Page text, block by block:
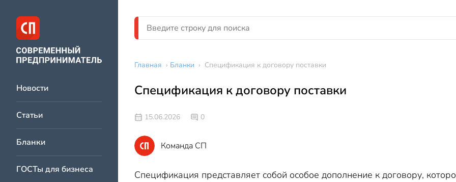
Новости
Статьи
Бланки
ГОСТы для бизнеса
Главная › Бланки › Спецификация к договору поставки
Спецификация к договору поставки
15.06.2026 0
Команда СП
Спецификация представляет собой особое дополнение к договору,